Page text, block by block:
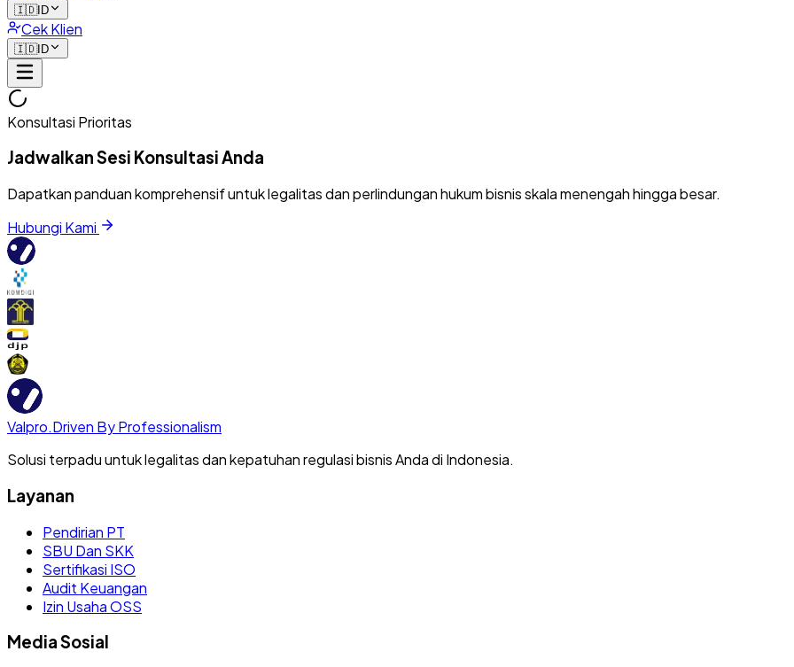
🇮🇩ID
Cek Klien
🇮🇩ID
Konsultasi Prioritas
Jadwalkan Sesi Konsultasi Anda
Dapatkan panduan komprehensif untuk legalitas dan perlindungan hukum bisnis skala menengah hingga besar.
Hubungi Kami
Valpro.Driven By Professionalism
Solusi terpadu untuk legalitas dan kepatuhan regulasi bisnis Anda di Indonesia.
Layanan
Pendirian PT
SBU Dan SKK
Sertifikasi ISO
Audit Keuangan
Izin Usaha OSS
Media Sosial